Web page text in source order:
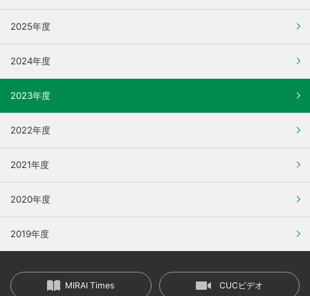
2025年度
2024年度
2023年度
2022年度
2021年度
2020年度
2019年度
MIRAI Times CUCビデオ